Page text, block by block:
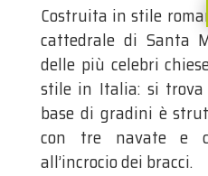
Costruita in stile
cattedrale di Santa
delle più celebri
stile in Italia: si trova
base di gradini è
con tre navate e
all’incrocio dei bracci.